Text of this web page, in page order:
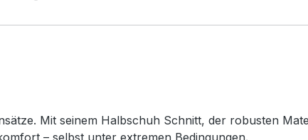
Mit seinem Halbschuh Schnitt, der robusten
– selbst unter extremen Bedingungen.